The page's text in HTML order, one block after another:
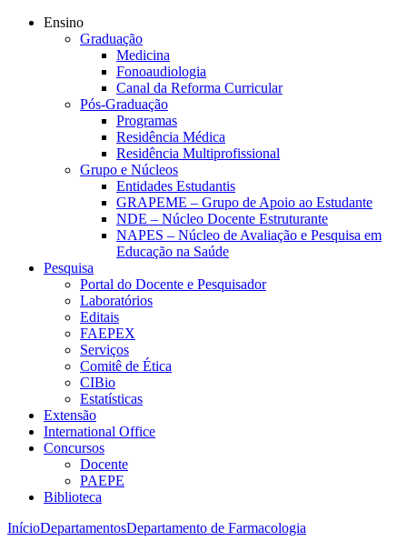
Ensino
Graduação
Medicina
Fonoaudiologia
Canal da Reforma Curricular
Pós-Graduação
Programas
Residência Médica
Residência Multiprofissional
Grupo e Núcleos
Entidades Estudantis
GRAPEME – Grupo de Apoio ao Estudante
NDE – Núcleo Docente Estruturante
NAPES – Núcleo de Avaliação e Pesquisa em
Educação na Saúde
Pesquisa
Portal do Docente e Pesquisador
Laboratórios
Editais
FAEPEX
Serviços
Comitê de Ética
CIBio
Estatísticas
Extensão
International Office
Concursos
Docente
PAEPE
Biblioteca
InícioDepartamentosDepartamento de Farmacologia